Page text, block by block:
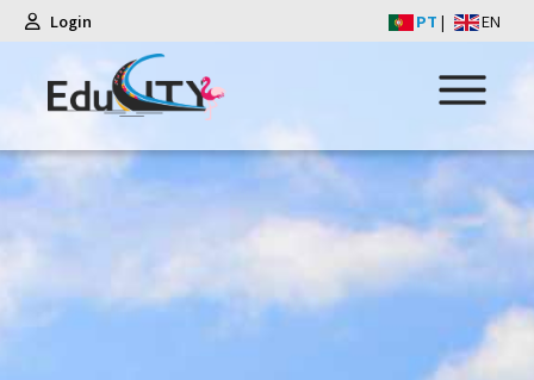
Login PT | EN